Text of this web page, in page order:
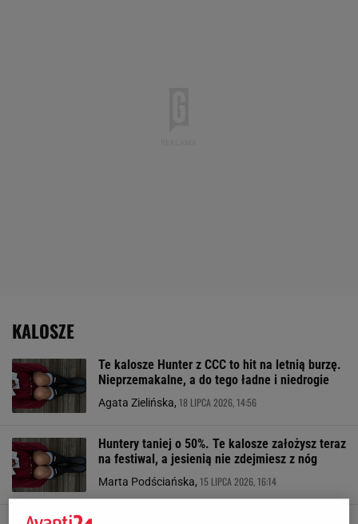
KALOSZE
Te kalosze Hunter z CCC to hit na letnią burzę.
Nieprzemakalne, a do tego ładne i niedrogie
Agata Zielińska, 18 LIPCA 2026, 14:56
Huntery taniej o 50%. Te kalosze założysz teraz
na festiwal, a jesienią nie zdejmiesz z nóg
Marta Podściańska, 15 LIPCA 2026, 16:14